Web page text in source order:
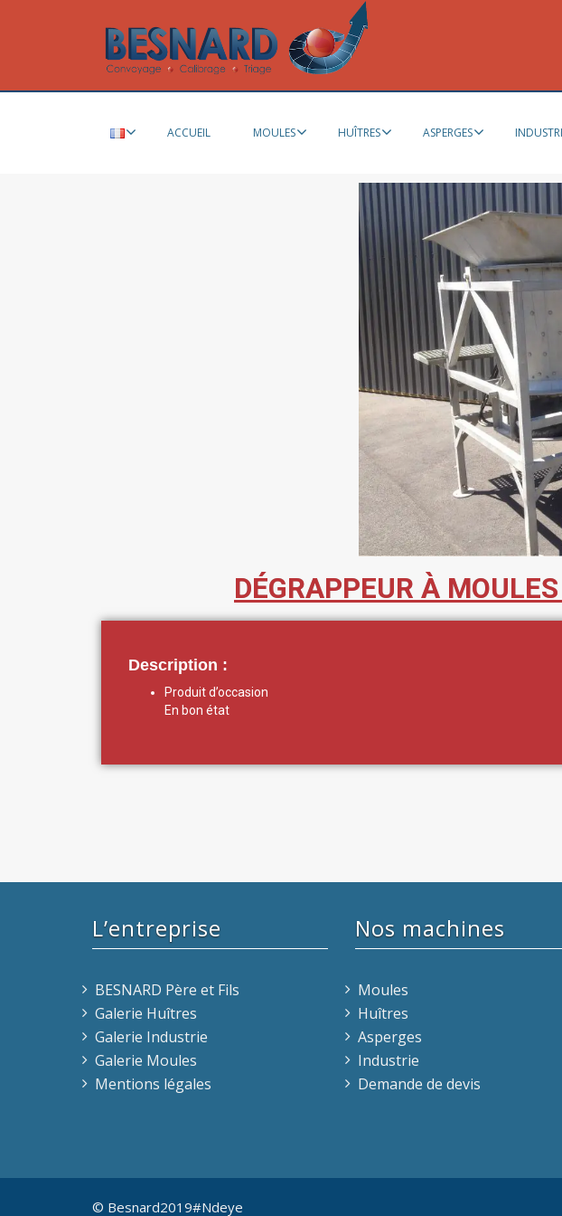
ACCUEIL MOULES HUÎTRES ASPERGES
DÉGRAPPEUR À
Description :
Produit d’occasion
En bon état
L’entreprise
BESNARD Père et Fils
Galerie Huîtres
Galerie Industrie
Galerie Moules
Mentions légales
Nos machines
Moules
Huîtres
Asperges
Industrie
Demande de devis
© Besnard2019#Ndeye